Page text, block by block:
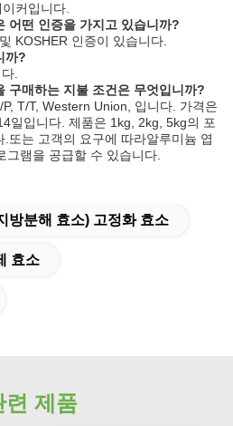
커입니다.
어떤 인증을 가지고 있습니까?
KOSHER 인증이 있습니다.
까?
.
구매하는 지불 조건은 무엇입니까?
T/T, Western Union, 입니다. 가격은
일입니다. 제품은 1kg, 2kg, 5kg의 포
또는 고객의 요구에 따라알루미늄 엽
램을 공급할 수 있습니다.
방분해 효소) 고정화 효소
효소
련 제품